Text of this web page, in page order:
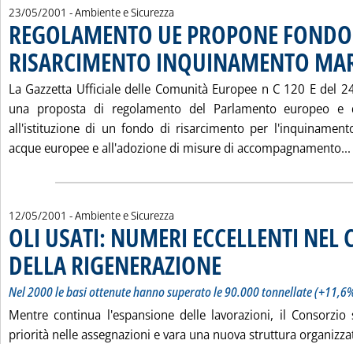
23/05/2001 - Ambiente e Sicurezza
REGOLAMENTO UE PROPONE FONDO
RISARCIMENTO INQUINAMENTO
La Gazzetta Ufficiale delle Comunità Europee n C 120 E del
una proposta di regolamento del Parlamento europeo e
all'istituzione di un fondo di risarcimento per
acque europee e all'adozione di misure di accompagnamento...
12/05/2001 - Ambiente e Sicurezza
OLI USATI: NUMERI ECCELLENTI NEL
DELLA RIGENERAZIONE
Nel 2000 le basi ottenute hanno superato le 90.000 tonnellate
Mentre continua l'espansione delle lavorazioni, il
priorità nelle assegnazioni e vara una nuova struttura